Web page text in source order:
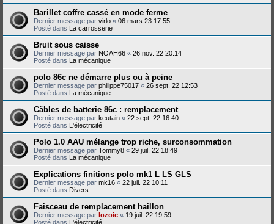
Barillet coffre cassé en mode ferme
Dernier message par virlo « 06 mars 23 17:55
Posté dans La carrosserie
Bruit sous caisse
Dernier message par NOAH66 « 26 nov. 22 20:14
Posté dans La mécanique
polo 86c ne démarre plus ou à peine
Dernier message par philippe75017 « 26 sept. 22 12:53
Posté dans La mécanique
Câbles de batterie 86c : remplacement
Dernier message par keutain « 22 sept. 22 16:40
Posté dans L'électricité
Polo 1.0 AAU mélange trop riche, surconsommation
Dernier message par Tommy8 « 29 juil. 22 18:49
Posté dans La mécanique
Explications finitions polo mk1 L LS GLS
Dernier message par mk16 « 22 juil. 22 10:11
Posté dans Divers
Faisceau de remplacement haillon
Dernier message par lozoic « 19 juil. 22 19:59
Posté dans L'électricité